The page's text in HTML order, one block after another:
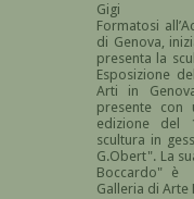
Gigi
Formatosi
di Genova,
presenta la
Esposizione
Arti in
presente con
edizione del
scultura in
G.Obert". La
Boccardo" è
Galleria di Arte